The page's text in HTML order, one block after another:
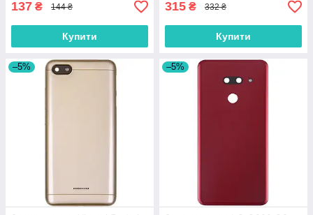
137 ₴ 144 ₴
Купити
315 ₴ 332 ₴
Купити
–5% –5%